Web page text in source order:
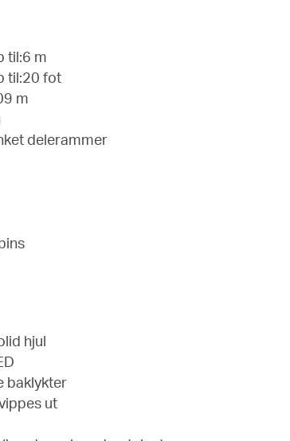
til:6 m
til:20 fot
m
delerammer
hjul
baklykter
ut